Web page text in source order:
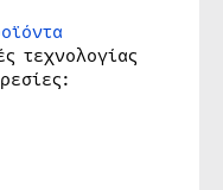
τεχνολογίας